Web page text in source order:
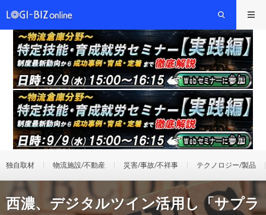
独自取材 物流施設/不動産 災害/事故/不祥事 テクノロジー/製品
西濃、デジタルツイン活用し「サプラ